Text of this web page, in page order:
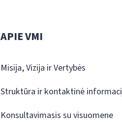
APIE VMI
Misija, Vizija ir Vertybės
Struktūra ir kontaktinė
Konsultavimasis su visuomene